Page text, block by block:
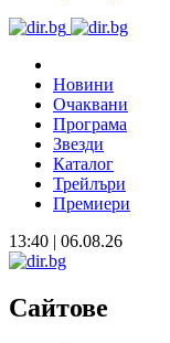
Новини
Очаквани
Програма
Звезди
Каталог
Трейлъри
Премиери
13:40 | 06.08.26
Сайтове